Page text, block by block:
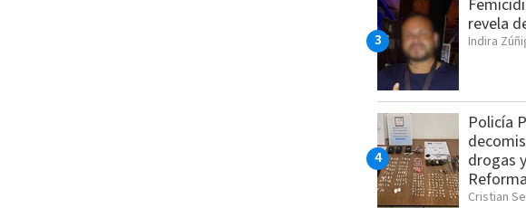
revela
Indira
Policía
drogas
Reforma
Cristian